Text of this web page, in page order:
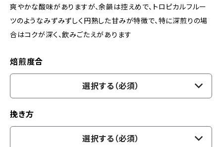
爽やかな酸味がありますが、余韻は控えめで、トロピカルフルー
ツのようなみずみずしく円熟した甘みが特徴で、特に深煎りの場
合はコクが深く、飲みごたえがあります
焙煎度合
選択する（必須）
挽き方
選択する（必須）